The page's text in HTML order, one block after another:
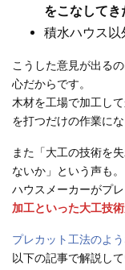
をこなしてき
積水ハウス以
こうした意見が出る
心だからです。
木材を工場で加工し
を打つだけの作業に
また「大工の技術を
ないか」という声も。
ハウスメーカーがプ
加工といった大工技
プレカット工法のよ
以下の記事で解説して